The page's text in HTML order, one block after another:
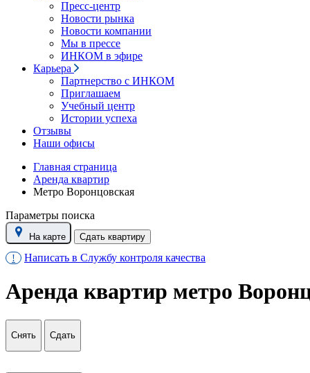
Пресс-центр
Новости рынка
Новости компании
Мы в прессе
ИНКОМ в эфире
Карьера
Партнерство с ИНКОМ
Приглашаем
Учебный центр
Истории успеха
Отзывы
Наши офисы
Главная страница
Аренда квартир
Метро Воронцовская
Параметры поиска
На карте Сдать квартиру
! Написать в Службу контроля качества
Аренда квартир метро
Снять Сдать